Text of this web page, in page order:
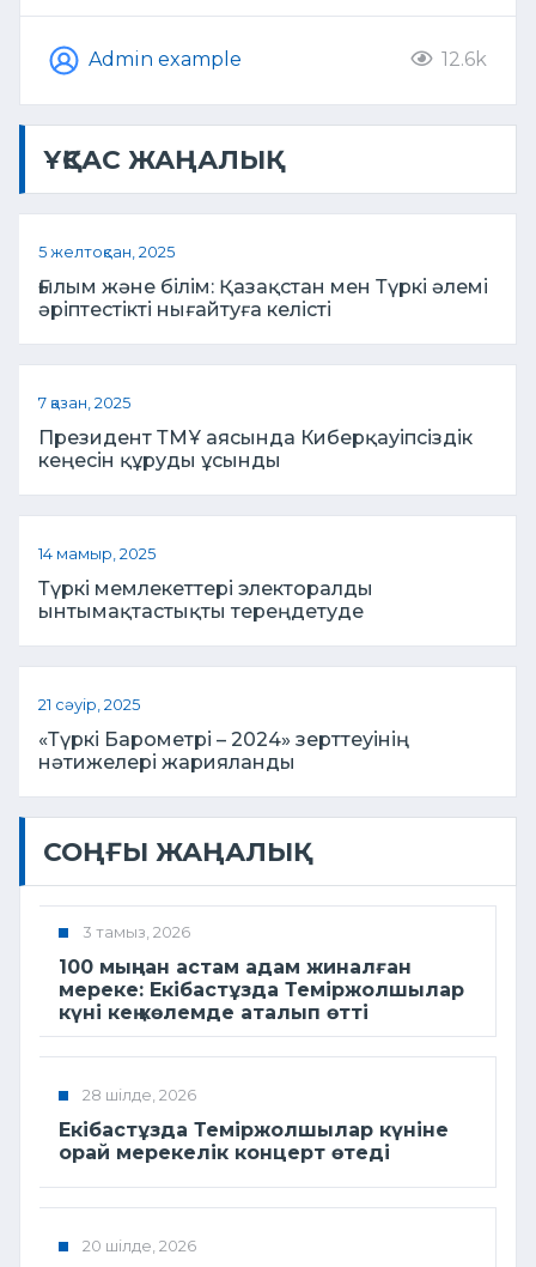
Admin example 12.6k
ҰҚСАС ЖАҢАЛЫҚ
5 желтоқсан, 2025
Ғылым және білім: Қазақстан мен Түркі әлемі
әріптестікті нығайтуға келісті
7 қазан, 2025
Президент ТМҰ аясында Киберқауіпсіздік
кеңесін құруды ұсынды
14 мамыр, 2025
Түркі мемлекеттері электоралды
ынтымақтастықты тереңдетуде
21 сәуір, 2025
«Түркі Барометрі – 2024» зерттеуінің
нәтижелері жарияланды
СОҢҒЫ ЖАҢАЛЫҚ
3 тамыз, 2026
100 мыңнан астам адам жиналған
мереке: Екібастұзда Теміржолшылар
күні кең көлемде аталып өтті
28 шілде, 2026
Екібастұзда Теміржолшылар күніне
орай мерекелік концерт өтеді
20 шілде, 2026